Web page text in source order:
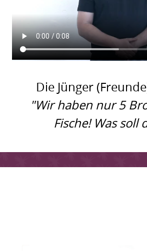
Die Jünger
"Wir haben nur 5
Fische! Was soll